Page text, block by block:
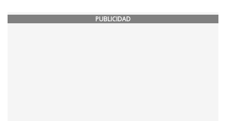
PUBLICIDAD